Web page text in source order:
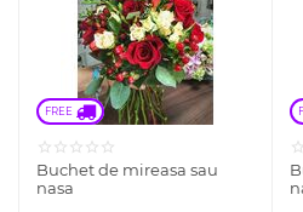
FREE
Buchet de mireasa sau
nasa